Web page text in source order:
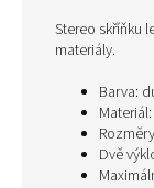
Stereo skříňku
materiály.
Barva:
Dvě